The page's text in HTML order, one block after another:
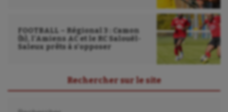
FOOTBALL – Régional 3 : Camon
(b), l’Amiens AC et le RC Salouël-
Saleux prêts à s’opposer
Rechercher sur le site